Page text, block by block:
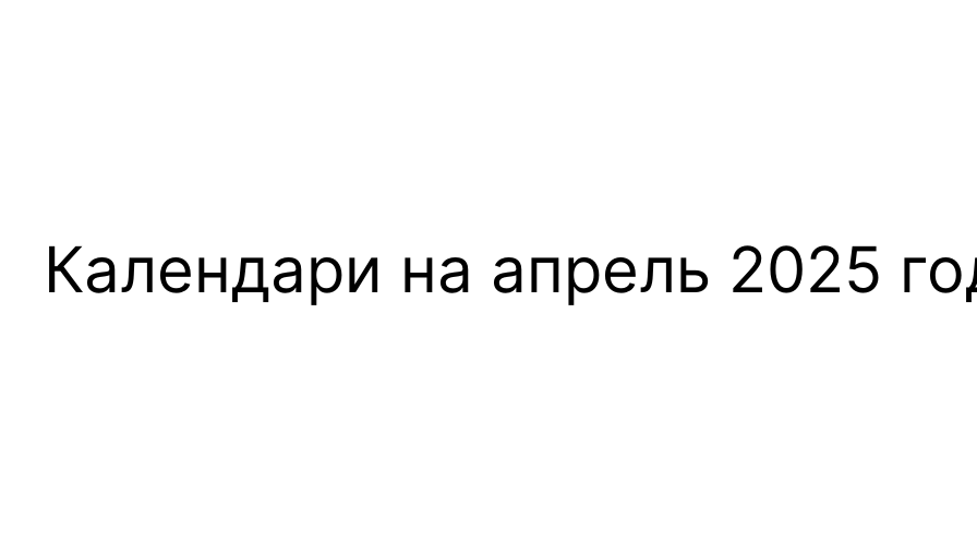
Календари на апрель 2025